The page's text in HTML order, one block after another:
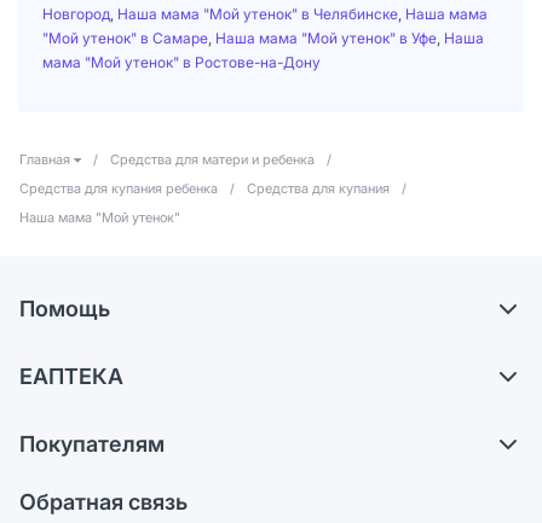
Новгород Наша мама "Мой утенок" в Челябинске Наша мама
"Мой утенок" в Самаре Наша мама "Мой утенок" в Уфе Наша
мама "Мой утенок" в Ростове-на-Дону
Главная / Средства для матери и ребенка
/
Средства для купания ребенка
/ Средства для купания
/
Наша мама "Мой утенок"
Помощь
Самовывоз из аптек
Ответы на вопросы
ЕАПТЕКА
Карьера
Поставщики
Покупателям
Обратная связь